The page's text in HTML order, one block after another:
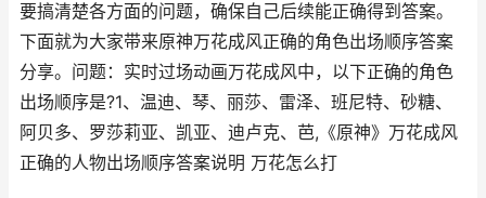
要搞清楚各方面的问题，确保自己后续能正确得到答案。
下面就为大家带来原神万花成风正确的角色出场顺序答案
分享。问题：实时过场动画万花成风中，以下正确的角色
出场顺序是?1、温迪、琴、丽莎、雷泽、班尼特、砂糖、
阿贝多、罗莎莉亚、凯亚、迪卢克、芭,《原神》万花成风
正确的人物出场顺序答案说明 万花怎么打